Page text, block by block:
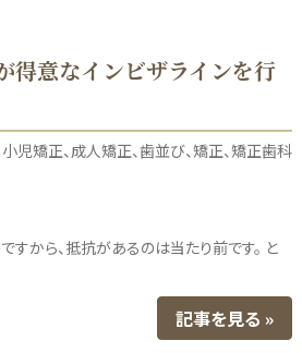
得意なインビザラインを行
小児矯正 成人矯正 歯並び 矯正 矯正歯科
すから、抵抗があるのは当たり前です。 と
記事を見る